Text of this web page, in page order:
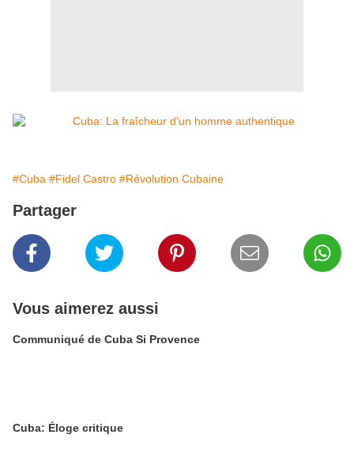
#Cuba #Fidel Castro #Révolution Cubaine
Partager
Vous aimerez aussi
Communiqué de Cuba Si Provence
Cuba: Éloge critique